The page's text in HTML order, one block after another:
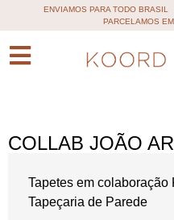
ENVIAMOS PARA TODO BRASIL
PARCELAMOS
COLLAB JOÃO
Tapetes em colaboração
Tapeçaria de Parede